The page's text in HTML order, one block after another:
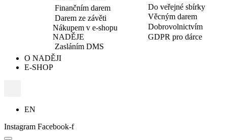
Finančním darem
Darem ze závěti
Nákupem v e-shopu
NADĚJE
Zasláním DMS
Do veřejné sbírky
Věcným darem
Dobrovolnictvím
GDPR pro dárce
O NADĚJI
E-SHOP
EN
Instagram Facebook-f